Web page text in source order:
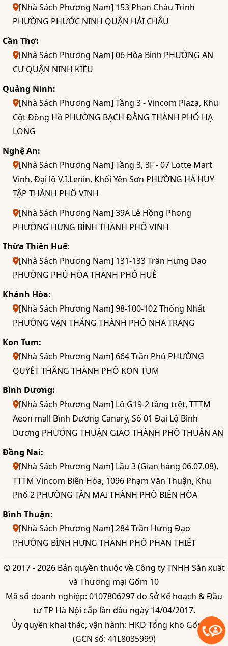
[Nhà Sách Phương Nam] 153 Phan Châu Trinh
PHƯỜNG PHƯỚC NINH QUẬN HẢI CHÂU
Cần Thơ:
[Nhà Sách Phương Nam] 06 Hòa Bình PHƯỜNG AN
CƯ QUẬN NINH KIỀU
Quảng Ninh:
[Nhà Sách Phương Nam] Tầng 3 - Vincom Plaza, Khu
Cột Đồng Hồ PHƯỜNG BẠCH ĐẰNG THÀNH PHỐ HẠ
LONG
Nghệ An:
[Nhà Sách Phương Nam] Tầng 3, 3F - 07 Lotte Mart
Vinh, Đại lộ V.I.Lenin, Khối Yên Sơn PHƯỜNG HÀ HUY
TẬP THÀNH PHỐ VINH
[Nhà Sách Phương Nam] 39A Lê Hồng Phong
PHƯỜNG HƯNG BÌNH THÀNH PHỐ VINH
Thừa Thiên Huế:
[Nhà Sách Phương Nam] 131-133 Trần Hưng Đạo
PHƯỜNG PHÚ HÒA THÀNH PHỐ HUẾ
Khánh Hòa:
[Nhà Sách Phương Nam] 98-100-102 Thống Nhất
PHƯỜNG VẠN THẮNG THÀNH PHỐ NHA TRANG
Kon Tum:
[Nhà Sách Phương Nam] 664 Trần Phú PHƯỜNG
QUYẾT THẮNG THÀNH PHỐ KON TUM
Bình Dương:
[Nhà Sách Phương Nam] Lô G19-2 tầng trệt, TTTM
Aeon mall Bình Dương Canary, Số 01 Đại Lộ Bình
Dương PHƯỜNG THUẬN GIAO THÀNH PHỐ THUẬN AN
Đồng Nai:
[Nhà Sách Phương Nam] Lầu 3 (Gian hàng 06.07.08),
TTTM Vincom Biên Hòa, 1096 Phạm Văn Thuận, Khu
Phố 2 PHƯỜNG TÂN MAI THÀNH PHỐ BIÊN HÒA
Bình Thuận:
[Nhà Sách Phương Nam] 284 Trần Hưng Đạo
PHƯỜNG BÌNH HƯNG THÀNH PHỐ PHAN THIẾT
© 2017 - 2026 Bản quyền thuộc về Công ty TNHH Sản xuất
và Thương mại Gốm 10
Mã số doanh nghiệp: 0107806297 do Sở Kế hoạch & Đầu
tư TP Hà Nội cấp lần đầu ngày 14/04/2017.
Ủy quyền khai thác, vận hành: HKD Tổng kho Gốm 10
(GCN số: 41L8035999)